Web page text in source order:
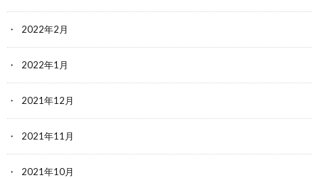
2022年2月
2022年1月
2021年12月
2021年11月
2021年10月